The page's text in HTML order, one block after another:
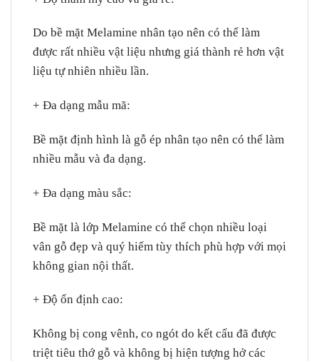
Do bề mặt Melamine nhân tạo nên có thể làm
được rất nhiều vật liệu nhưng giá thành rẻ hơn vật
liệu tự nhiên nhiều lần.
+ Đa dạng mẫu mã:
Bề mặt định hình là gỗ ép nhân tạo nên có thể làm
nhiều mẫu và đa dạng.
+ Đa dạng màu sắc:
Bề mặt là lớp Melamine có thể chọn nhiều loại
vân gỗ đẹp và quý hiếm tùy thích phù hợp với mọi
không gian nội thất.
+ Độ ổn định cao:
Không bị cong vênh, co ngót do kết cấu đã được
triệt tiêu thớ gỗ và không bị hiện tượng hở các